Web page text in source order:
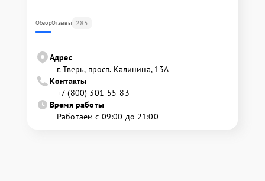
ОбзорОтзывы 285
Адрес
г. Тверь, просп. Калинина, 13А
Контакты
+7 (800) 301-55-83
Время работы
Работаем с 09:00 до 21:00